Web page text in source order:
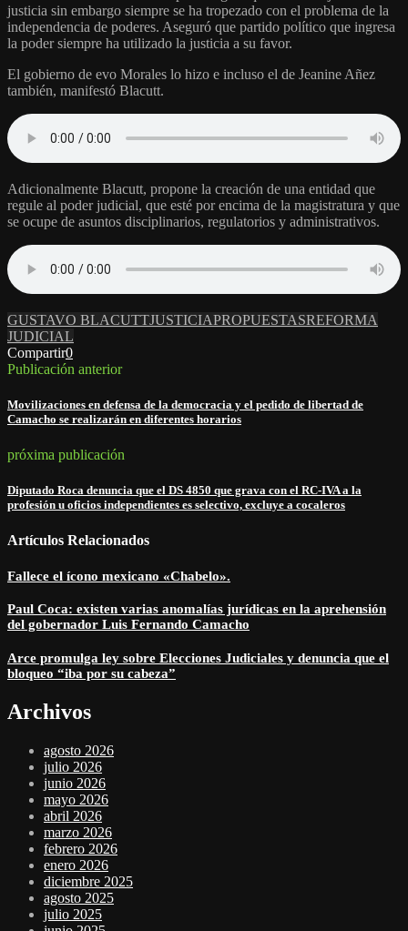
justicia sin embargo siempre se ha tropezado con el problema de la
independencia de poderes. Aseguró que partido político que ingresa
la poder siempre ha utilizado la justicia a su favor.
El gobierno de evo Morales lo hizo e incluso el de Jeanine Añez
también, manifestó Blacutt.
Adicionalmente Blacutt, propone la creación de una entidad que
regule al poder judicial, que esté por encima de la magistratura y que
se ocupe de asuntos disciplinarios, regulatorios y administrativos.
GUSTAVO BLACUTTJUSTICIAPROPUESTASREFORMA
JUDICIAL
Compartir0
Publicación anterior
Movilizaciones en defensa de la democracia y el pedido de libertad de
Camacho se realizarán en diferentes horarios
próxima publicación
Diputado Roca denuncia que el DS 4850 que grava con el RC-IVA a la
profesión u oficios independientes es selectivo, excluye a cocaleros
Artículos Relacionados
Fallece el ícono mexicano «Chabelo».
Paul Coca: existen varias anomalías jurídicas en la aprehensión
del gobernador Luis Fernando Camacho
Arce promulga ley sobre Elecciones Judiciales y denuncia que el
bloqueo “iba por su cabeza”
Archivos
agosto 2026
julio 2026
junio 2026
mayo 2026
abril 2026
marzo 2026
febrero 2026
enero 2026
diciembre 2025
agosto 2025
julio 2025